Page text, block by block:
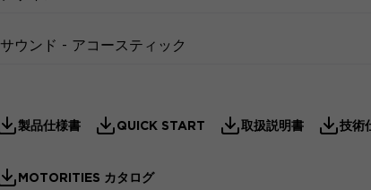
サウンド - アコースティック
製品仕様書 QUICK START 取扱説明書 技術
MOTORITIES カタログ